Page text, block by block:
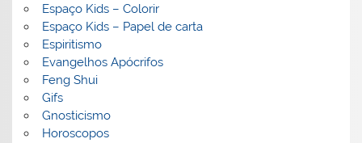
Espaço Kids – Colorir
Espaço Kids – Papel de carta
Espiritismo
Evangelhos Apócrifos
Feng Shui
Gifs
Gnosticismo
Horoscopos